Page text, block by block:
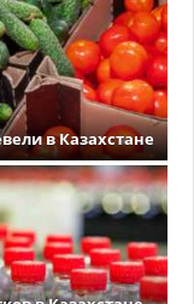
в Казахстане